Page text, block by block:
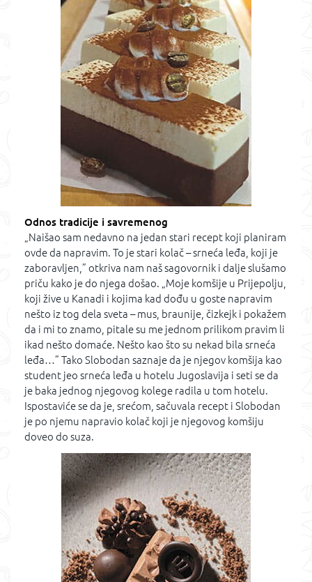
Odnos tradicije i savremenog
„Naišao sam nedavno na jedan stari recept koji planiram
ovde da napravim. To je stari kolač – srneća leđa, koji je
zaboravljen,” otkriva nam naš sagovornik i dalje slušamo
priču kako je do njega došao. „Moje komšije u Prijepolju,
koji žive u Kanadi i kojima kad dođu u goste napravim
nešto iz tog dela sveta – mus, braunije, čizkejk i pokažem
da i mi to znamo, pitale su me jednom prilikom pravim li
ikad nešto domaće. Nešto kao što su nekad bila srneća
leđa…” Tako Slobodan saznaje da je njegov komšija kao
student jeo srneća leđa u hotelu Jugoslavija i seti se da
je baka jednog njegovog kolege radila u tom hotelu.
Ispostaviće se da je, srećom, sačuvala recept i Slobodan
je po njemu napravio kolač koji je njegovog komšiju
doveo do suza.